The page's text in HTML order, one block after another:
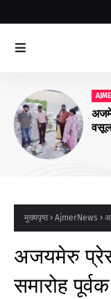
मुख्यपृष्ठ AjmerNews
अजयमेरु
समारोह